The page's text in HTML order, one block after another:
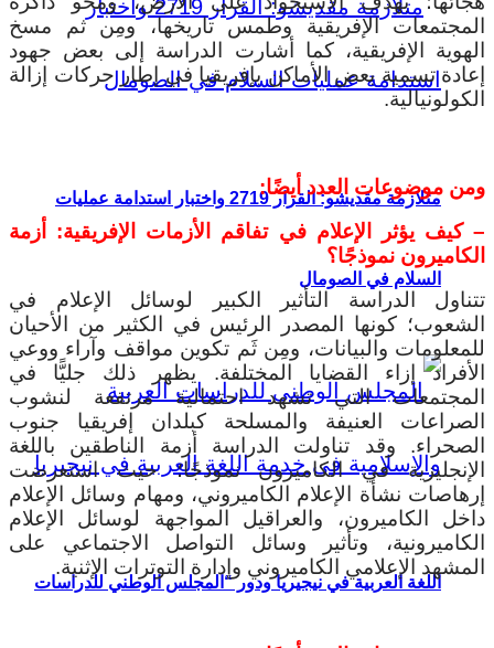
متلازمة مقديشو: القرار 2719 واختبار استدامة عمليات
السلام في الصومال
اللغة العربية في نيجيريا ودور “المجلس الوطني للدراسات
المجتمعات الإفريقية وطمس تاريخها، ومِن ثم مسخ
الهوية الإفريقية، كما أشارت الدراسة إلى بعض جهود
إعادة تسمية بعض الأماكن بإفريقيا في إطار حركات إزالة
الكولونيالية.
ومن موضوعات العدد أيضًا:
– كيف يؤثر الإعلام في تفاقم الأزمات الإفريقية: أزمة
الكاميرون نموذجًا؟
تتناول الدراسة التأثير الكبير لوسائل الإعلام في
الشعوب؛ كونها المصدر الرئيس في الكثير من الأحيان
للمعلومات والبيانات، ومِن ثَم تكوين مواقف وآراء ووعي
الأفراد إزاء القضايا المختلفة. يظهر ذلك جليًّا في
المجتمعات التي تشهد احتمالية مرتفعة لنشوب
الصراعات العنيفة والمسلحة كبلدان إفريقيا جنوب
الصحراء. وقد تناولت الدراسة أزمة الناطقين باللغة
الإنجليزية في الكاميرون نموذجًا؛ حيث استعرضت
إرهاصات نشأة الإعلام الكاميروني، ومهام وسائل الإعلام
داخل الكاميرون، والعراقيل المواجهة لوسائل الإعلام
الكاميرونية، وتأثير وسائل التواصل الاجتماعي على
المشهد الإعلامي الكاميروني وإدارة التوترات الإثنية.